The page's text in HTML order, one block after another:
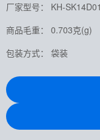
厂家型号： KH-
商品毛重： 0.703克(g)
包装方式： 袋装